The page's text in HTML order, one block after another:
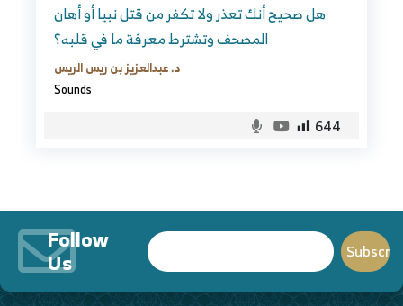
هل صحيح أنك تعذر ولا تكفر من قتل نبيا أو أهان
المصحف وتشترط معرفة ما في قلبه؟
د. عبدالعزيز بن ريس الريس
Sounds
644
Follow
Us